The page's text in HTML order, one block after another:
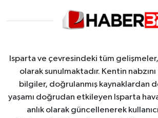
Isparta ve çevresindeki tüm
olarak sunulmaktadır. Kentin
bilgiler, doğrulanmış kaynaklardan
yaşamı doğrudan etkileyen Isparta
anlık olarak güncellenerek